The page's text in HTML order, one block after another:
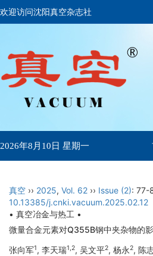
欢迎访问沈阳真空杂志社
2026年8月10日 星期一
真空 ›› 2025, Vol. 62 ›› Issue (2): 77-
10.13385/j.cnki.vacuum.2025.02.12
• 真空冶金与热工 •
微量合金元素对Q355B钢中夹杂物的
张向军1, 李天瑞1,2, 吴文平2, 杨永2, 陈